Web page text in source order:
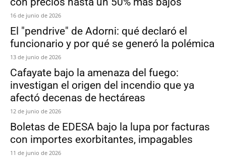
16 de junio de 2026
El "pendrive" de Adorni: qué declaró el
funcionario y por qué se generó la polémica
13 de junio de 2026
Cafayate bajo la amenaza del fuego:
investigan el origen del incendio que ya
afectó decenas de hectáreas
12 de junio de 2026
Boletas de EDESA bajo la lupa por facturas
con importes exorbitantes, impagables
11 de junio de 2026